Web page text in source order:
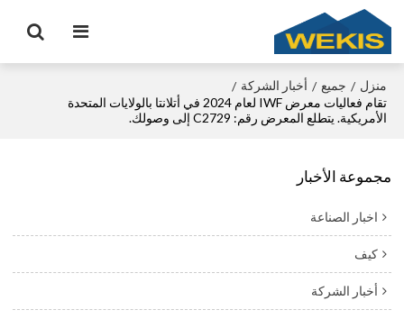
منزل / جميع / أخبار الشركة /
تقام فعاليات معرض IWF لعام 2024 في أتلانتا بالولايات المتحدة
الأمريكية. يتطلع المعرض رقم: C2729 إلى وصولك.
مجموعة الأخبار
اخبار الصناعة
كيف
أخبار الشركة